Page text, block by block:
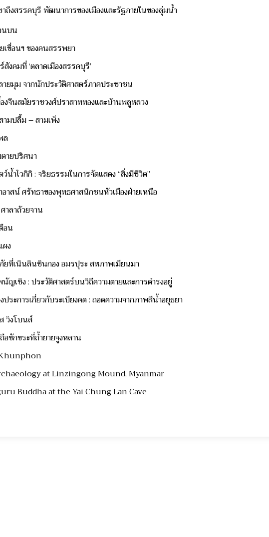
ถึงสรรคบุรี พัฒนาการของเมืองและรัฐภายในของลุ่มน้ำ
นบน
เขื่อนฯ ของคนสรรพยา
งคมที่ ‘ตลาดเมืองสรรคบุรี’
ายมุม จากนักประวัติศาสตร์ภาคประชาชน
องจีนสมัยราชวงศ์ปราสาททองและบ้านพลูหลวง
มปลื้ม – สามเพ็ง
ล
ายปริศนา
ำไวกิกิ : จริยธรรมในการจัดแสดง “สิ่งมีชีวิต”
าสน์ ศรัทธาของพุทธศาสนิกชนหัวเมืองฝ่ายเหนือ
าลาถ้วยจาน
อน
ผง
ที่เนินลินซินกอง อมรปุระ สหภาพเมียนมา
ญเชิง : ประวัติศาสตร์บนวิถีความตายและการดำรงอยู่
ประการเกี่ยวกับระเบียงคด : ถอดความจากภาพสีน้ำอยุธยา
เนส วิงโบนส์
อขักขระที่ถ้ำยายจูงหลาน
at Linzingong Mound, Myanmar
Buddha at the Yai Chung Lan Cave